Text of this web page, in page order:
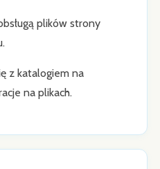
plików strony
z katalogiem na
na plikach.